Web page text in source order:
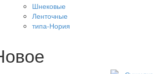
Шнековые
Ленточные
типа-Нория